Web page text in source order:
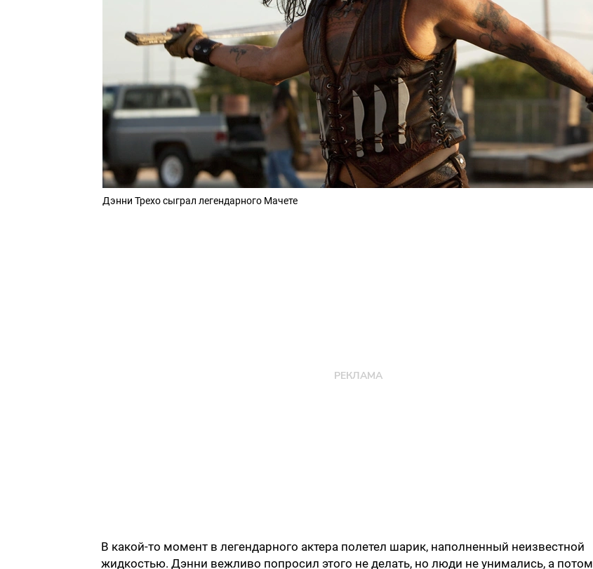
Дэнни Трехо сыграл легендарного Мачете
В какой-то момент в легендарного актера полетел шарик, наполненный неизвестной
жидкостью. Дэнни вежливо попросил этого не делать, но люди не унимались, а потом